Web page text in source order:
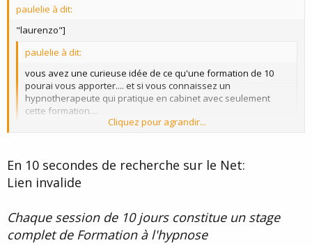
paulelie à dit:
"laurenzo"]
paulelie à dit:
vous avez une curieuse idée de ce qu'une formation de 10
pourai vous apporter.... et si vous connaissez un
hypnotherapeute qui pratique en cabinet avec seulement
cette formation....
reelement
et me faites bien rire!
Cliquez pour agrandir...
avec vous. :wink:
Je suis néanmoins étonné que vous ne soyez pas au courant que
Cliquez pour agrandir...
En 10 secondes de recherche sur le Net:
Lien invalide
Chaque session de 10 jours constitue un stage
complet de Formation à l'hypnose